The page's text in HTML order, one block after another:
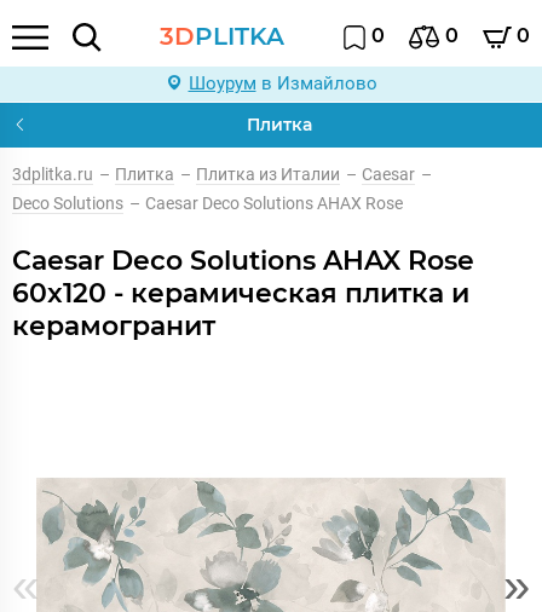
3DPLITKA 0 0 0
Шоурум в Измайлово
Плитка
3dplitka.ru – Плитка – Плитка из Италии – Caesar –
Deco Solutions – Caesar Deco Solutions AHAX Rose
Caesar Deco Solutions AHAX Rose
60x120 - керамическая плитка и
керамогранит
« »